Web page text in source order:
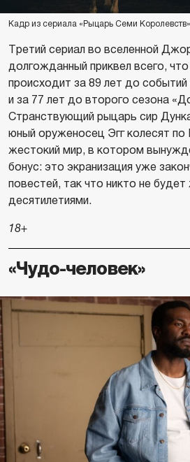
Кадр из сериала «Рыцарь Семи Королевств»
Третий сериал во вселенной
долгожданный приквел всего,
происходит за 89 лет до
и за 77 лет до второго сезона
Странствующий рыцарь сир
юный оруженосец Эгг колесят по
жестокий мир, в котором
бонус: это экранизация уже
повестей, так что никто не будет
десятилетиями.
18+
«Чудо-человек»